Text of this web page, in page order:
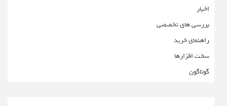
اخبار
بررسی های تخصصی
راهنمای خرید
سخت افزارها
گوناگون